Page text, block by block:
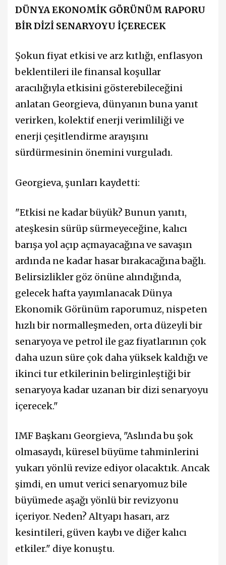
DÜNYA EKONOMİK GÖRÜNÜM RAPORU
BİR DİZİ SENARYOYU İÇERECEK
Şokun fiyat etkisi ve arz kıtlığı, enflasyon
beklentileri ile finansal koşullar
aracılığıyla etkisini gösterebileceğini
anlatan Georgieva, dünyanın buna yanıt
verirken, kolektif enerji verimliliği ve
enerji çeşitlendirme arayışını
sürdürmesinin önemini vurguladı.
Georgieva, şunları kaydetti:
"Etkisi ne kadar büyük? Bunun yanıtı,
ateşkesin sürüp sürmeyeceğine, kalıcı
barışa yol açıp açmayacağına ve savaşın
ardında ne kadar hasar bırakacağına bağlı.
Belirsizlikler göz önüne alındığında,
gelecek hafta yayımlanacak Dünya
Ekonomik Görünüm raporumuz, nispeten
hızlı bir normalleşmeden, orta düzeyli bir
senaryoya ve petrol ile gaz fiyatlarının çok
daha uzun süre çok daha yüksek kaldığı ve
ikinci tur etkilerinin belirginleştiği bir
senaryoya kadar uzanan bir dizi senaryoyu
içerecek."
IMF Başkanı Georgieva, "Aslında bu şok
olmasaydı, küresel büyüme tahminlerini
yukarı yönlü revize ediyor olacaktık. Ancak
şimdi, en umut verici senaryomuz bile
büyümede aşağı yönlü bir revizyonu
içeriyor. Neden? Altyapı hasarı, arz
kesintileri, güven kaybı ve diğer kalıcı
etkiler." diye konuştu.